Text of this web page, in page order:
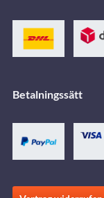
Betalningssätt